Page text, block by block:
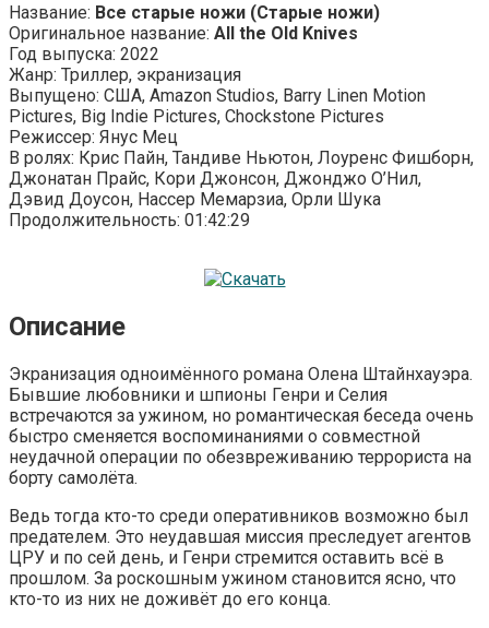
Название: Все старые ножи (Старые ножи)
Оригинальное название: All the Old Knives
Год выпуска: 2022
Жанр: Триллер, экранизация
Выпущено: США, Amazon Studios, Barry Linen Motion
Pictures, Big Indie Pictures, Chockstone Pictures
Режиссер: Янус Мец
В ролях: Крис Пайн, Тандиве Ньютон, Лоуренс Фишборн,
Джонатан Прайс, Кори Джонсон, Джонджо О’Нил,
Дэвид Доусон, Нассер Мемарзиа, Орли Шука
Продолжительность: 01:42:29
Описание
Экранизация одноимённого романа Олена Штайнхауэра.
Бывшие любовники и шпионы Генри и Селия
встречаются за ужином, но романтическая беседа очень
быстро сменяется воспоминаниями о совместной
неудачной операции по обезвреживанию террориста на
борту самолёта.
Ведь тогда кто-то среди оперативников возможно был
предателем. Это неудавшая миссия преследует агентов
ЦРУ и по сей день, и Генри стремится оставить всё в
прошлом. За роскошным ужином становится ясно, что
кто-то из них не доживёт до его конца.